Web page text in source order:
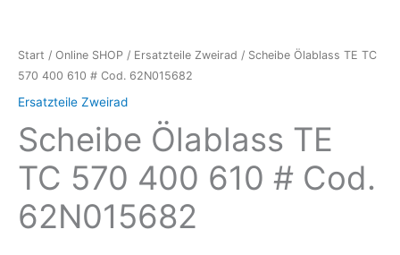
Start / Online SHOP / Ersatzteile Zweirad / Scheibe Ölablass TE TC
570 400 610 # Cod. 62N015682
Ersatzteile Zweirad
Scheibe Ölablass TE
TC 570 400 610 # Cod.
62N015682